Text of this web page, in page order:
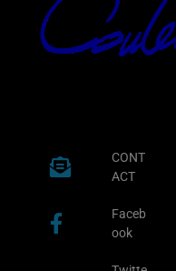
CONT
ACT
Faceb
ook